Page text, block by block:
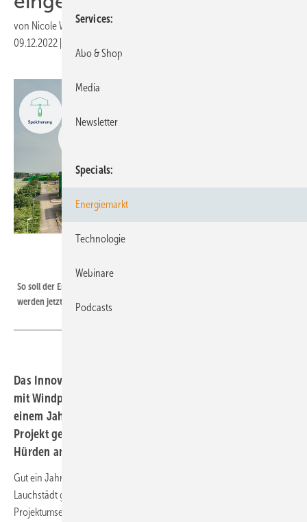
von Nicole Weinhold
09.12.2022
So soll der Energiepark künftig aussehen, zahlreiche Genehmigungen
werden jetzt kurzfristig erwartet.
Das Innovationsvorhaben Energiepark Bad Lauchstädt
mit Windpark, Elektrolyseur und H2-Speicher ist vor
einem Jahr an den Start gegangen. Noch kämpft das
Projekt gegen zahlreiche vor allem bürokratische
Hürden an, aber es gibt auch Erfolge zu verbuchen.
Gut ein Jahr nach Start des Innovationsvorhabens Energiepark Bad
Lauchstädt gibt es erste wichtige Erfolge der technischen
Projektumsetzung. Gleichwohl müssen zusammen mit Politik und
Services
Abo & Shop
Media
Newsletter
Specials
Energiemarkt
Technologie
Webinare
Podcasts